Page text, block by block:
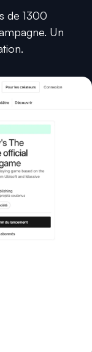
de 1300
Un